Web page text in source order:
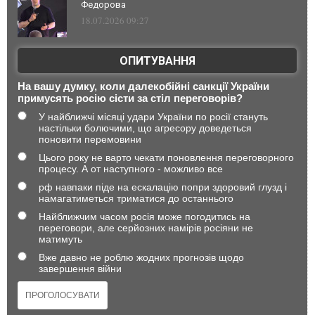
Федорова
18.07.2026 09:27
ОПИТУВАННЯ
На вашу думку, коли далекобійні санкції України
примусять росію сісти за стіл переговорів?
У найближчі місяці удари України по росії стануть
настільки болючими, що агресору доведеться
поновити перемовини
Цього року не варто чекати поновлення переговорного
процесу. А от наступного - можливо все
рф навпаки піде на ескалацію попри здоровий глузд і
намагатиметься триматися до останнього
Найближчим часом росія може погодитись на
переговори, але серйозних намірів росіяни не
матимуть
Вже давно не роблю жодних прогнозів щодо
завершення війни